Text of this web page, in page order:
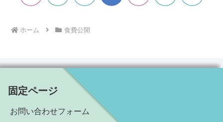
ホーム 食費公開
固定ページ
お問い合わせフォーム